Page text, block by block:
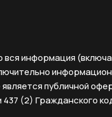
информация
является публичной
(2) Гражданского